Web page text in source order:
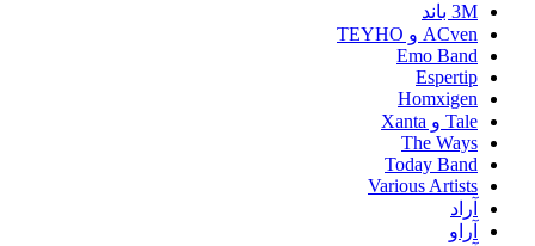
3M باند
ACven و TEYHO
Emo Band
Espertip
Homxigen
Tale و Xanta
The Ways
Today Band
Various Artists
آراد
آراو